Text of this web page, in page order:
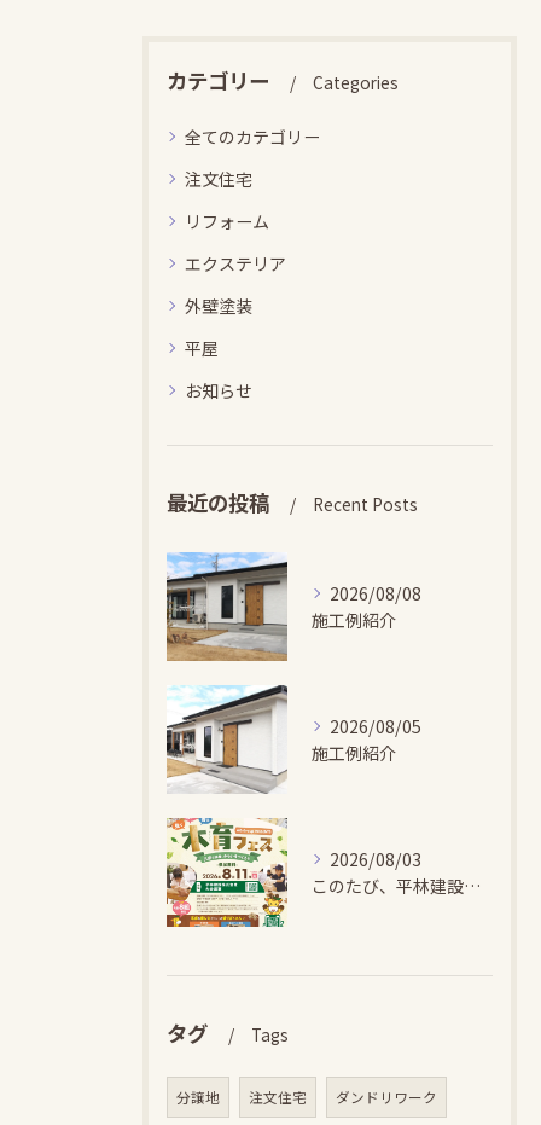
カテゴリー Categories
全てのカテゴリー
注文住宅
リフォーム
エクステリア
外壁塗装
平屋
お知らせ
最近の投稿 Recent Posts
2026/08/08
施工例紹介
2026/08/05
施工例紹介
2026/08/03
このたび、平林建設では、お子さまが木とふれあい・木について学...
タグ Tags
分譲地 注文住宅 ダンドリワーク